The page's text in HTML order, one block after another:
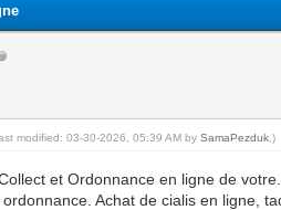
modified: 03-30-2026, 05:39 AM bySamaPezduk .)
et Ordonnance en ligne de
Achat de cialis en ligne,